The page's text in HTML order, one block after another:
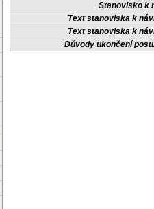
Stanovisko k
Text stanoviska k
Text stanoviska k
Důvody ukončení